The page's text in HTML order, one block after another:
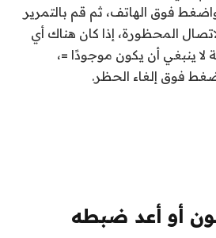
فوق الهاتف، ثم قم بالتمرير
المحظورة، إذا كان هناك أي
ينبغي أن يكون موجودًا =،
فوق إلغاء الحظر.
أو أعد ضبطه